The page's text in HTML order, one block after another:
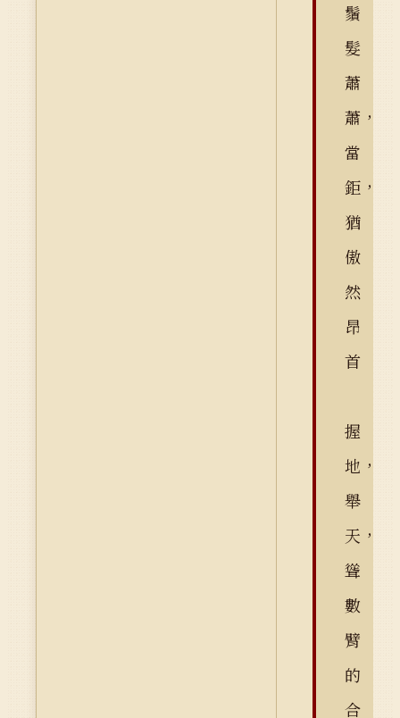
鬚
髮
蕭
蕭，
當
鉅，
猶
傲
然
昂
首
握
地，
舉
天，
聳
數
臂
的
合